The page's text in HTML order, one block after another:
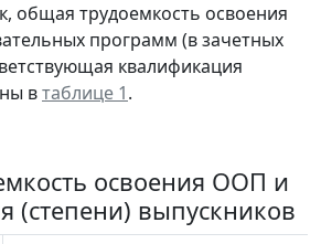
общая трудоемкость освоения
программ (в зачетных
квалификация
втаблице 1.
освоения ООП и
(степени) выпускников